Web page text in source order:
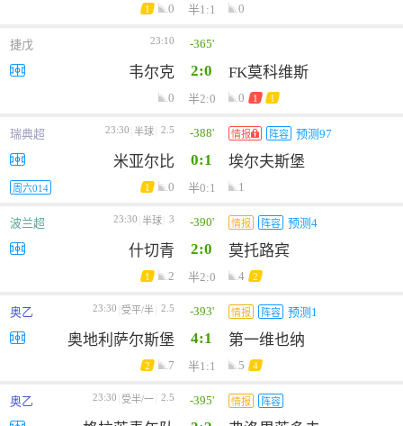
1 0 半1:1 0
捷戊 23:10 -365'
韦尔克 2:0 FK莫科维斯
0 半2:0 0 1 1
瑞典超 23:30 半球 2.5 -388' 情报 阵容 预测97
米亚尔比 0:1 埃尔夫斯堡
周六014 1 0 半0:1 1
波兰超 23:30 半球 3 -390' 情报 阵容 预测4
什切青 2:0 莫托路宾
1 2 半2:0 4 2
奥乙 23:30 受平/半 2.5 -393' 情报 阵容 预测1
奥地利萨尔斯堡 4:1 第一维也纳
2 7 半1:1 5 4
奥乙 23:30 受半/一 2.5 -395' 情报 阵容